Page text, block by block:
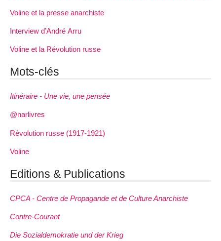
Voline et la presse anarchiste
Interview d’André Arru
Voline et la Révolution russe
Mots-clés
Itinéraire - Une vie, une pensée
@narlivres
Révolution russe (1917-1921)
Voline
Editions & Publications
CPCA - Centre de Propagande et de Culture Anarchiste
Contre-Courant
Die Sozialdemokratie und der Krieg